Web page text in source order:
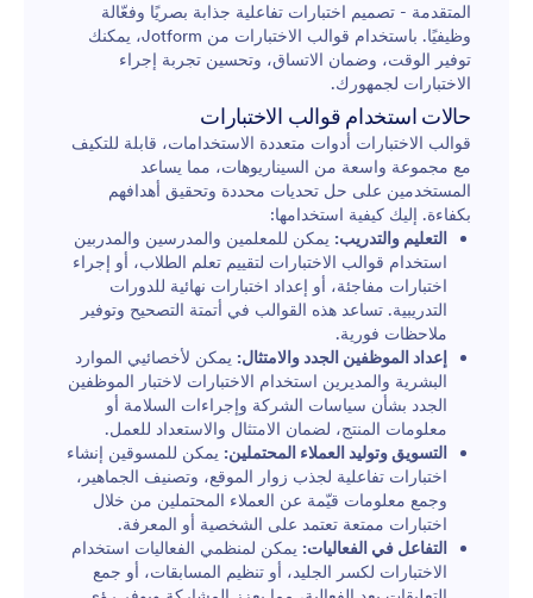
المتقدمة - تصميم اختبارات تفاعلية جذابة بصريًا وفعّالة
وظيفيًا. باستخدام قوالب الاختبارات من Jotform، يمكنك
توفير الوقت، وضمان الاتساق، وتحسين تجربة إجراء
الاختبارات لجمهورك.
حالات استخدام قوالب الاختبارات
قوالب الاختبارات أدوات متعددة الاستخدامات، قابلة للتكيف
مع مجموعة واسعة من السيناريوهات، مما يساعد
المستخدمين على حل تحديات محددة وتحقيق أهدافهم
بكفاءة. إليك كيفية استخدامها:
التعليم والتدريب: يمكن للمعلمين والمدرسين والمدربين
استخدام قوالب الاختبارات لتقييم تعلم الطلاب، أو إجراء
اختبارات مفاجئة، أو إعداد اختبارات نهائية للدورات
التدريبية. تساعد هذه القوالب في أتمتة التصحيح وتوفير
ملاحظات فورية.
إعداد الموظفين الجدد والامتثال: يمكن لأخصائيي الموارد
البشرية والمديرين استخدام الاختبارات لاختبار الموظفين
الجدد بشأن سياسات الشركة وإجراءات السلامة أو
معلومات المنتج، لضمان الامتثال والاستعداد للعمل.
التسويق وتوليد العملاء المحتملين: يمكن للمسوقين إنشاء
اختبارات تفاعلية لجذب زوار الموقع، وتصنيف الجماهير،
وجمع معلومات قيّمة عن العملاء المحتملين من خلال
اختبارات ممتعة تعتمد على الشخصية أو المعرفة.
التفاعل في الفعاليات: يمكن لمنظمي الفعاليات استخدام
الاختبارات لكسر الجليد، أو تنظيم المسابقات، أو جمع